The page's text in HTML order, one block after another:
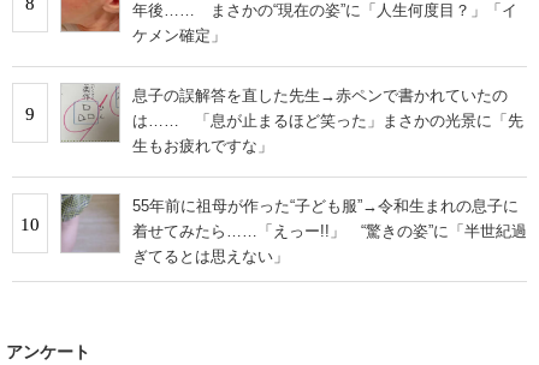
年後…… まさかの“現在の姿”に「人生何度目？」「イ
ケメン確定」
9
息子の誤解答を直した先生→赤ペンで書かれていたの
は…… 「息が止まるほど笑った」まさかの光景に「先
生もお疲れですな」
10
55年前に祖母が作った“子ども服”→令和生まれの息子に
着せてみたら……「えっー!!」 “驚きの姿”に「半世紀過
ぎてるとは思えない」
アンケート